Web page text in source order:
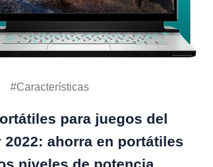
Características
para juegos del
2022: ahorra en portátiles
niveles de potencia